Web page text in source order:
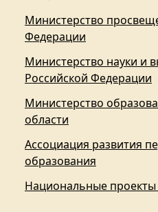
Министерство
Федерации
Министерство науки и
Российской Федерации
Министерство
области
Ассоциация развития
образования
Национальные проекты